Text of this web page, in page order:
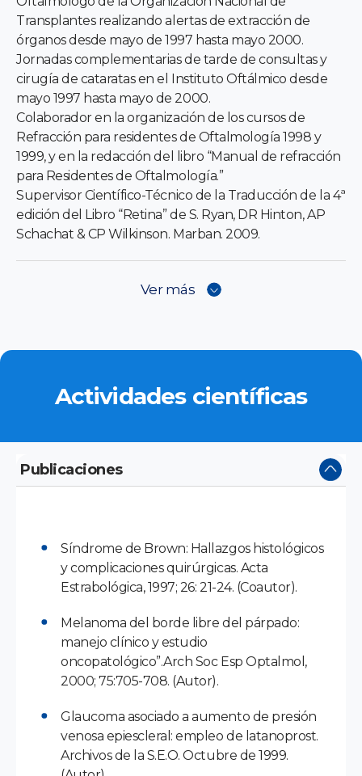
Transplantes realizando alertas de extracción de
órganos desde mayo de 1997 hasta mayo 2000.
Jornadas complementarias de tarde de consultas y
cirugía de cataratas en el Instituto Oftálmico desde
mayo 1997 hasta mayo de 2000.
Colaborador en la organización de los cursos de
Refracción para residentes de Oftalmología 1998 y
1999, y en la redacción del libro “Manual de refracción
para Residentes de Oftalmología.”
Supervisor Científico-Técnico de la Traducción de la 4ª
edición del Libro “Retina” de S. Ryan, DR Hinton, AP
Schachat & CP Wilkinson. Marban. 2009.
Ver más
Actividades científicas
Publicaciones
Síndrome de Brown: Hallazgos histológicos
y complicaciones quirúrgicas. Acta
Estrabológica, 1997; 26: 21-24. (Coautor).
Melanoma del borde libre del párpado:
manejo clínico y estudio
oncopatológico”.Arch Soc Esp Optalmol,
2000; 75:705-708. (Autor).
Glaucoma asociado a aumento de presión
venosa epiescleral: empleo de latanoprost.
Archivos de la S.E.O. Octubre de 1999.